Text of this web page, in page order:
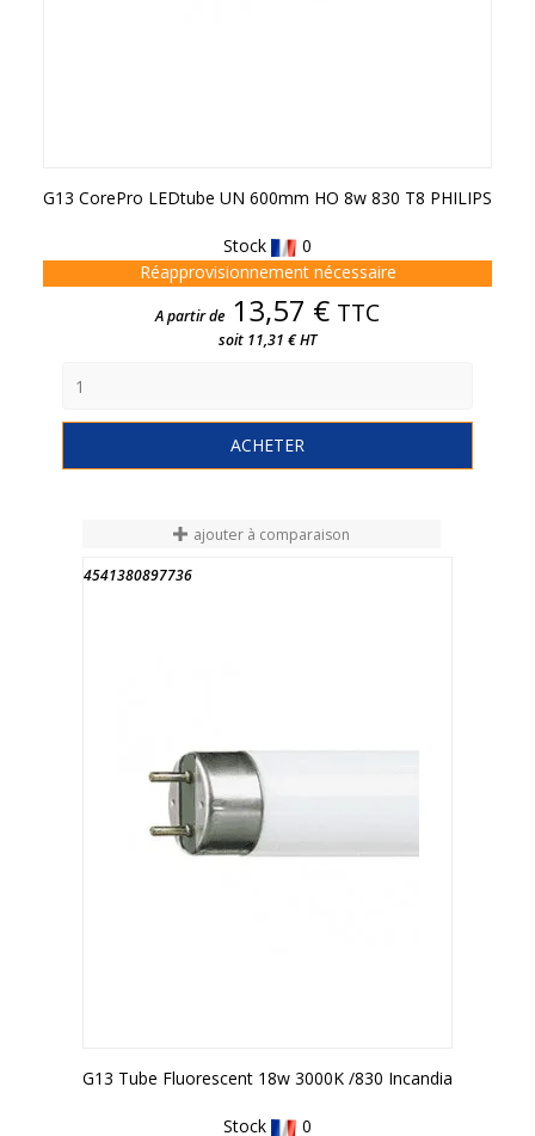
G13 CorePro LEDtube UN 600mm HO 8w 830 T8 PHILIPS
Stock
0
Réapprovisionnement nécessaire
Prix
A partir de 13,57 € TTC
soit 11,31 € HT
ACHETER
ajouter à comparaison
4541380897736
G13 Tube Fluorescent 18w 3000K /830 Incandia
Stock 0